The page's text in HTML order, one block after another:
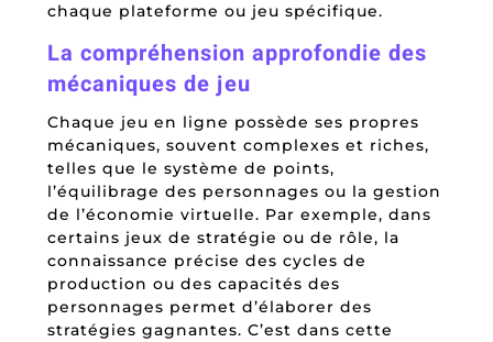
chaque plateforme ou jeu spécifique.
La compréhension approfondie des
mécaniques de jeu
Chaque jeu en ligne possède ses propres
mécaniques, souvent complexes et riches,
telles que le système de points,
l’équilibrage des personnages ou la gestion
de l’économie virtuelle. Par exemple, dans
certains jeux de stratégie ou de rôle, la
connaissance précise des cycles de
production ou des capacités des
personnages permet d’élaborer des
stratégies gagnantes. C’est dans cette